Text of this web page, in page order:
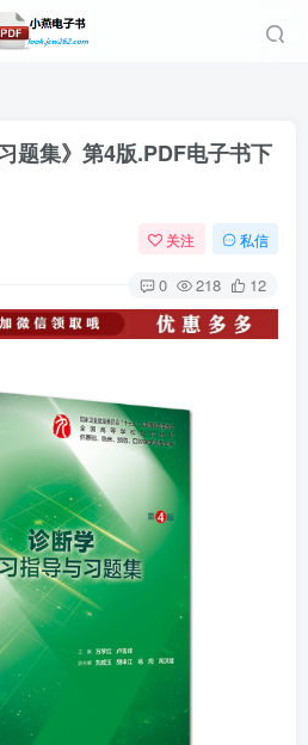
题集》第4版.PDF电子书下
关注 私信
0 218 12